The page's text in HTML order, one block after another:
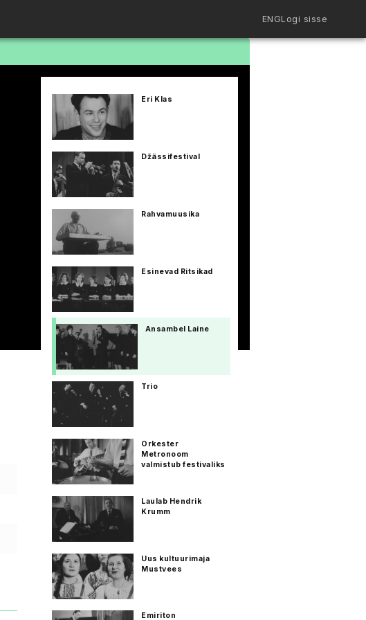
ENGLogi sisse
Eri Klas
Džässifestival
Rahvamuusika
Esinevad Ritsikad
Ansambel Laine
Trio
Orkester
Metronoom
valmistub festivaliks
Laulab Hendrik
Krumm
Uus kultuurimaja
Mustvees
Emiriton